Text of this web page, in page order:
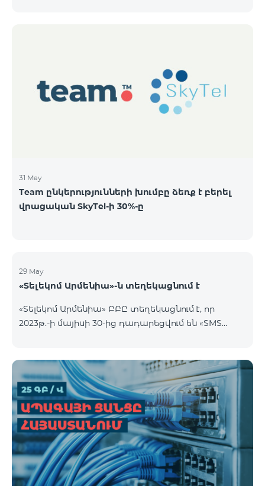
«Ա» դասի հասարակ բաժնետոմսեր ՔԱՆԱԿԸ
40,000,000 հատ ՄԵԿ ԲԱԺՆԵՏՈՄՍԻ ԳԻՆԸ 206 ՀՀ
դրամ ՏԵՂԱԲԱՇԽՄԱՆ ԸՆԴՀԱՆՈՒՐ ԾԱՎԱԼԸ
31 May
Team ընկերությունների խումբը ձեռք է բերել
վրացական SkyTel-ի 30%-ը
29 May
«Տելեկոմ Արմենիա»-ն տեղեկացնում է
«Տելեկոմ Արմենիա» ԲԲԸ տեղեկացնում է, որ
2023թ.-ի մայիսի 30-ից դադարեցվում են «SMS